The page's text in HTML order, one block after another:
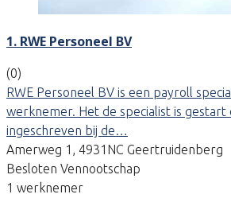
1. RWE Personeel BV
(0)
RWE Personeel BV is een payroll
werknemer. Het de specialist is gestart
ingeschreven bij de…
Amerweg 1, 4931NC Geertruidenberg
Besloten Vennootschap
1 werknemer